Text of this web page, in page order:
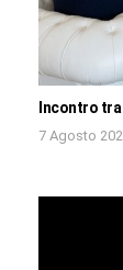
Incontro
7 Agosto